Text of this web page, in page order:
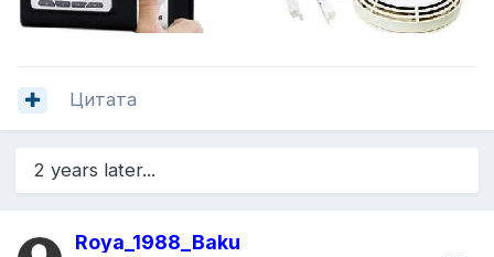
Цитата
2 years later...
Roya_1988_Baku